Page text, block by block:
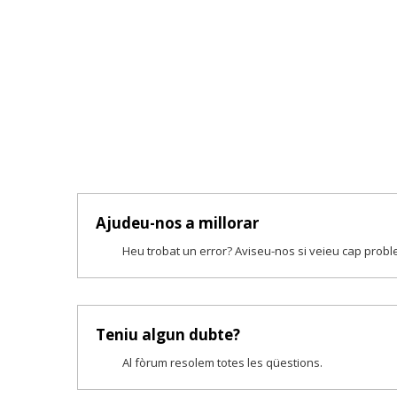
Ajudeu-nos a millorar
Heu trobat un error? Aviseu-nos si veieu cap
Teniu algun dubte?
Al fòrum resolem totes les qüestions.